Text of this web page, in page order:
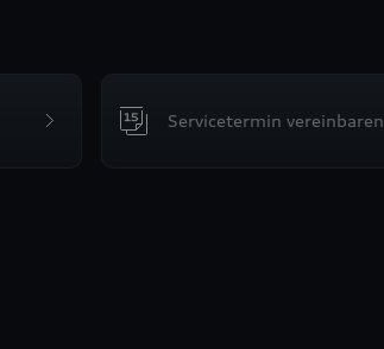
Servicetermin vereinbaren